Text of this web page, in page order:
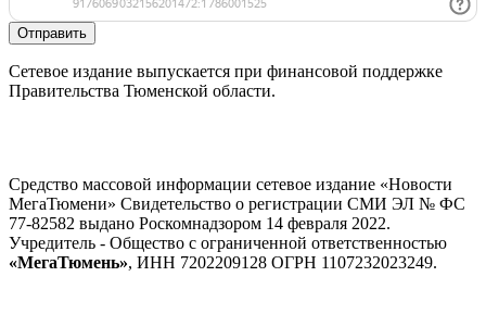
Отправить
Сетевое издание выпускается при финансовой поддержке
Правительства Тюменской области.
Средство массовой информации сетевое издание «Новости
МегаТюмени» Свидетельство о регистрации СМИ ЭЛ № ФС
77-82582 выдано Роскомнадзором 14 февраля 2022.
Учредитель - Общество с ограниченной ответственностью
«МегаТюмень», ИНН 7202209128 ОГРН 1107232023249.